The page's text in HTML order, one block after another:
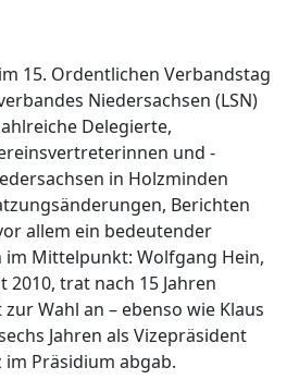
15. Ordentlichen Verbandstag
Niedersachsen (LSN)
Delegierte,
und -
in Holzminden
Berichten
allem ein bedeutender
Mittelpunkt: Wolfgang Hein,
2010, trat nach 15 Jahren
Wahl an – ebenso wie Klaus
Jahren als Vizepräsident
im Präsidium abgab.